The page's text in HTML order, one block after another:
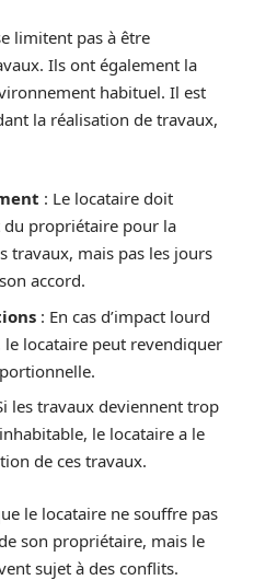
limitent pas à être
Ils ont également la
habituel. Il est
la réalisation de travaux,
: Le locataire doit
du propriétaire pour la
travaux, mais pas les jours
accord.
: En cas d’impact lourd
locataire peut revendiquer
les travaux deviennent trop
le locataire a le
de ces travaux.
le locataire ne souffre pas
son propriétaire, mais le
sujet à des conflits.